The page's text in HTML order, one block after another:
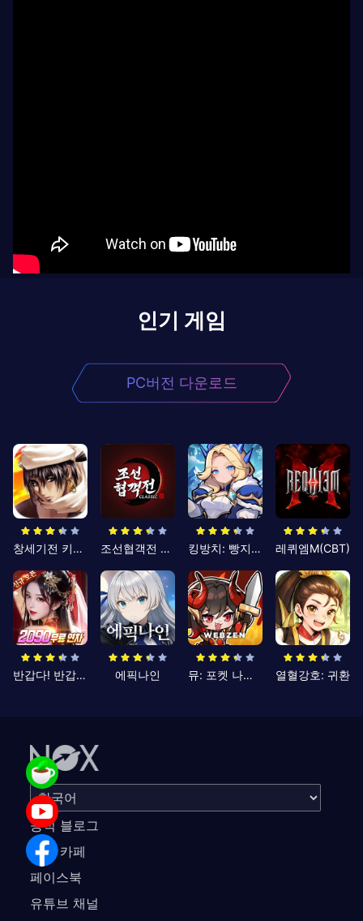
인기 게임
PC버전 다운로드
창세기전 키우기 조선협객전 클래식 킹방치: 빵지의 제왕 레퀴엠M(CBT)
반갑다! 반갑삼국지 에픽나인 뮤: 포켓 나이츠 열혈강호: 귀환
공식 블로그
공식 카페
페이스북
유튜브 채널